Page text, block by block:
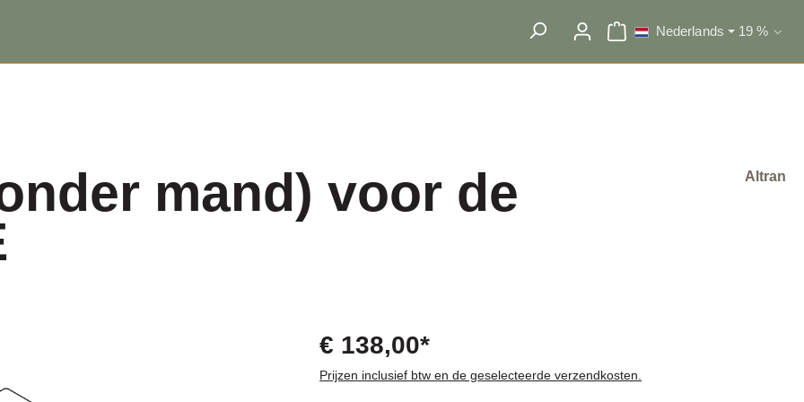
Winkelwagentje bevat 0
Nederlands
Btw
19 %
mand) voor de
Altran
€ 138,00*
Prijzen inclusief btw en de geselecteerde verzendkosten.